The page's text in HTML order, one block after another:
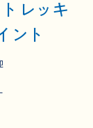
レッキ
ント